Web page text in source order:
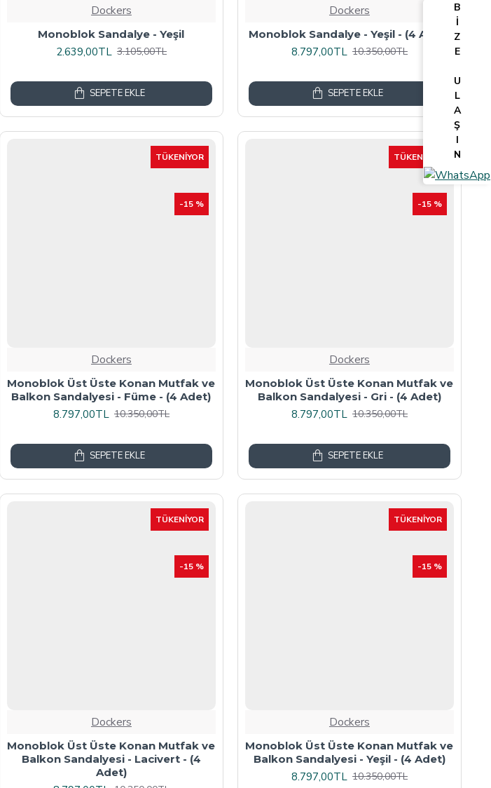
Dockers
Monoblok Sandalye - Yeşil
2.639,00TL 3.105,00TL
SEPETE EKLE
Dockers
Monoblok Sandalye - Yeşil - (4 Adet)
8.797,00TL 10.350,00TL
SEPETE EKLE
TÜKENIYOR
-15 %
Dockers
Monoblok Üst Üste Konan Mutfak ve
Balkon Sandalyesi - Füme - (4 Adet)
8.797,00TL 10.350,00TL
SEPETE EKLE
TÜKENIYOR
-15 %
Dockers
Monoblok Üst Üste Konan Mutfak ve
Balkon Sandalyesi - Gri - (4 Adet)
8.797,00TL 10.350,00TL
SEPETE EKLE
TÜKENIYOR
-15 %
Dockers
Monoblok Üst Üste Konan Mutfak ve
Balkon Sandalyesi - Lacivert - (4
Adet)
TÜKENIYOR
-15 %
Dockers
Monoblok Üst Üste Konan Mutfak ve
Balkon Sandalyesi - Yeşil - (4 Adet)
8.797,00TL 10.350,00TL
B
İ
Z
E
U
L
A
Ş
I
N